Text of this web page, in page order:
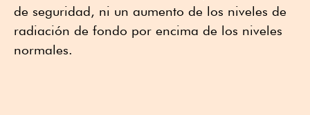
de seguridad, ni un aumento de los niveles de
radiación de fondo por encima de los niveles
normales.